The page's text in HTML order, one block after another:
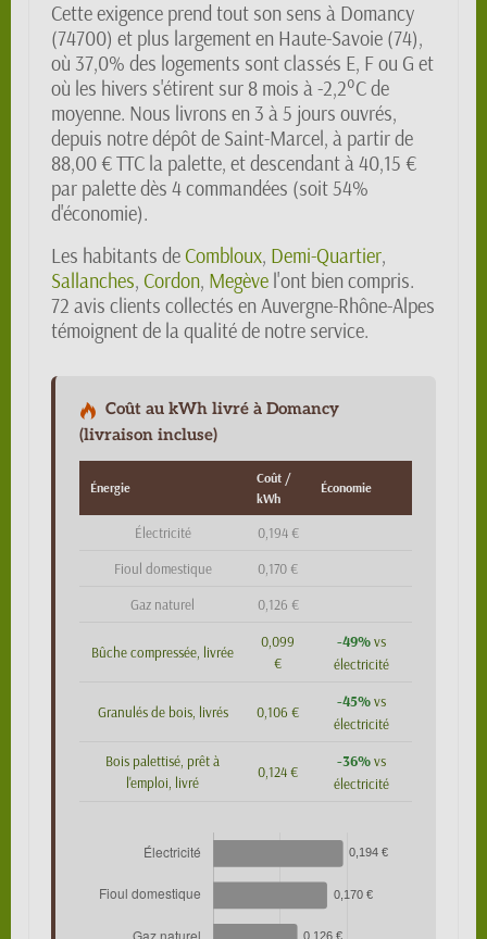
Cette exigence prend tout son sens à Domancy
(74700) et plus largement en Haute-Savoie (74),
où 37,0% des logements sont classés E, F ou G et
où les hivers s'étirent sur 8 mois à -2,2°C de
moyenne. Nous livrons en 3 à 5 jours ouvrés,
depuis notre dépôt de Saint-Marcel, à partir de
88,00 € TTC la palette, et descendant à 40,15 €
par palette dès 4 commandées (soit 54%
d'économie).
Les habitants de Combloux, Demi-Quartier,
Sallanches, Cordon, Megève l'ont bien compris.
72 avis clients collectés en Auvergne-Rhône-Alpes
témoignent de la qualité de notre service.
Coût au kWh livré à Domancy
(livraison incluse)
Énergie
Coût /
kWh
Économie
Électricité 0,194 €
Fioul domestique 0,170 €
Gaz naturel 0,126 €
Bûche compressée, livrée
0,099
€
-49%vs
électricité
Granulés de bois, livrés 0,106 €
-45%vs
électricité
Bois palettisé, prêt à
l'emploi, livré
0,124 €
-36%vs
électricité